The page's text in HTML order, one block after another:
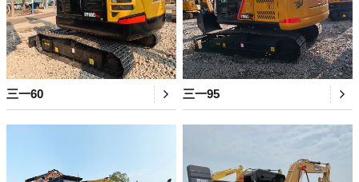
三一60 三一95